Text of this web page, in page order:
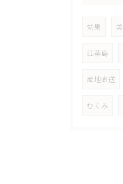
効果
江華島
産地直送
むくみ